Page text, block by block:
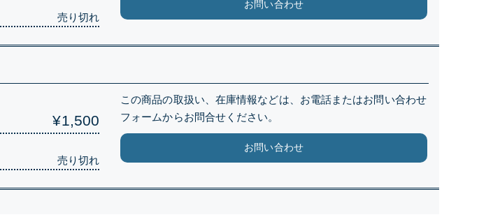
売り切れ
お問い合わせ
¥1,500
売り切れ
この商品の取扱い、在庫情報などは、お電話またはお問い合わせ
フォームからお問合せください。
お問い合わせ